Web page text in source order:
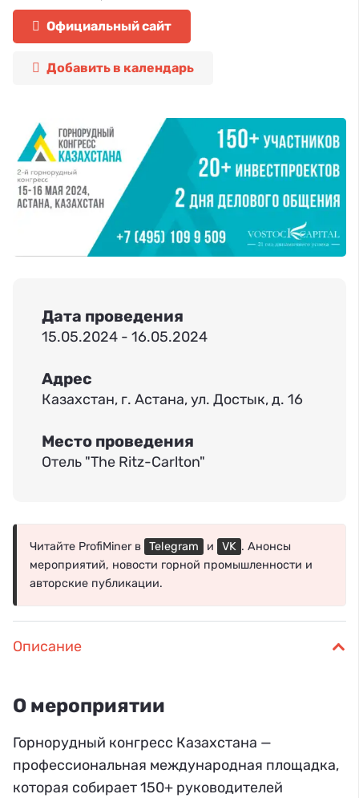
Официальный сайт
Добавить в календарь
Дата проведения
15.05.2024 - 16.05.2024
Адрес
Казахстан, г. Астана, ул. Достык, д. 16
Место проведения
Отель "The Ritz-Carlton"
Читайте ProfiMiner в Telegram и VK . Анонсы
мероприятий, новости горной промышленности и
авторские публикации.
Описание
О мероприятии
Горнорудный конгресс Казахстана —
профессиональная международная площадка,
которая собирает 150+ руководителей